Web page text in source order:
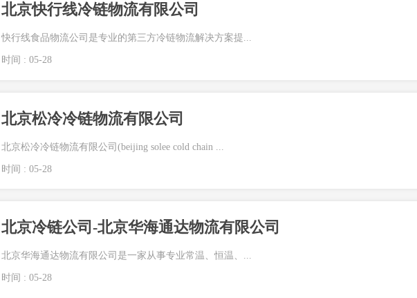
北京快行线冷链物流有限公司
快行线食品物流公司是专业的第三方冷链物流解决方案提...
时间 : 05-28
北京松冷冷链物流有限公司
北京松冷冷链物流有限公司(beijing solee cold chain ...
时间 : 05-28
北京冷链公司-北京华海通达物流有限公司
北京华海通达物流有限公司是一家从事专业常温、恒温、...
时间 : 05-28